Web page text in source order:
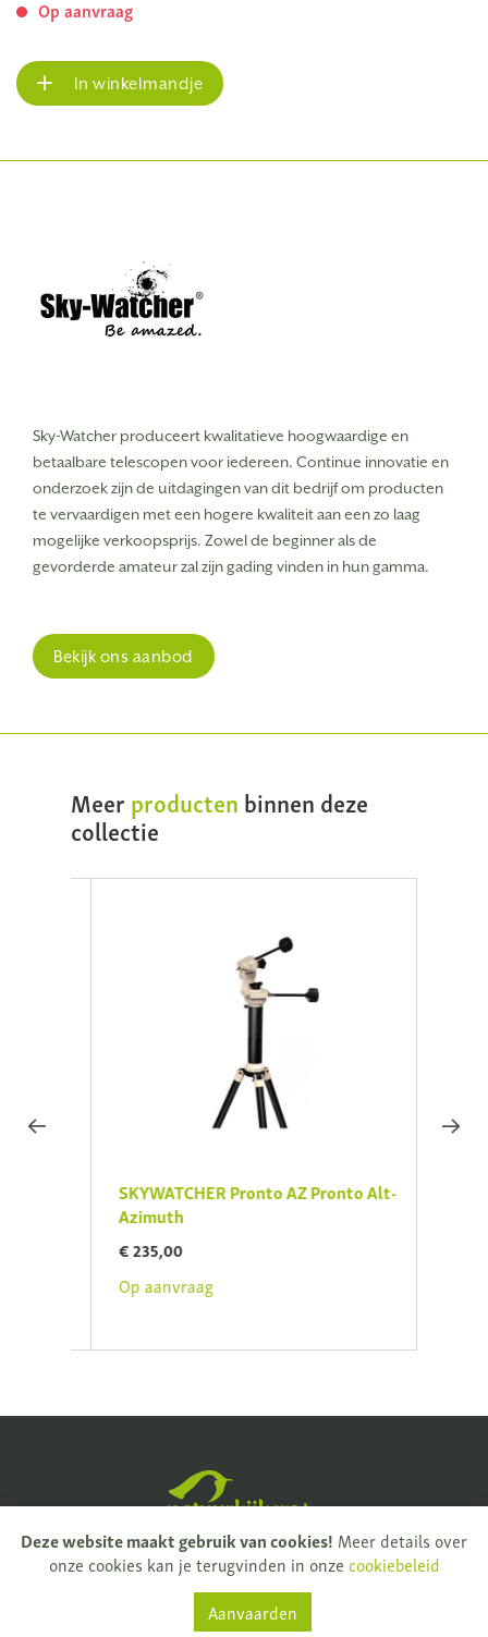
Op aanvraag
In winkelmandje
Sky-Watcher produceert kwalitatieve hoogwaardige en
betaalbare telescopen voor iedereen. Continue innovatie en
onderzoek zijn de uitdagingen van dit bedrijf om producten
te vervaardigen met een hogere kwaliteit aan een zo laag
mogelijke verkoopsprijs. Zowel de beginner als de
gevorderde amateur zal zijn gading vinden in hun gamma.
Bekijk ons aanbod
Meer producten binnen deze
collectie
SKYWATCHER Pronto AZ Pronto Alt-
Azimuth
€ 235,00
Op aanvraag
Natuurkijkers
Rijksweg 32
Deze website maakt gebruik van cookies! Meer details over
onze cookies kan je terugvinden in onzecookiebeleid
Aanvaarden